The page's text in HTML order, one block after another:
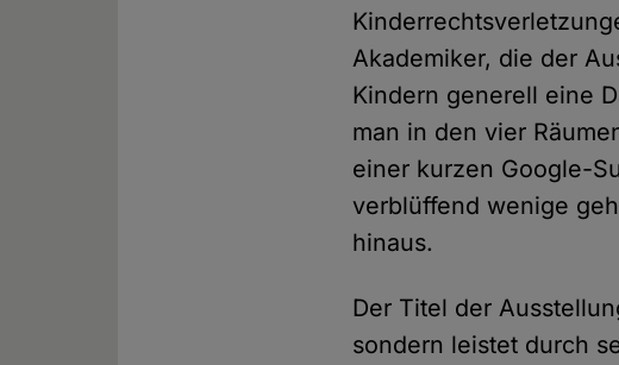
Akademiker, die der
Kindern generell eine
man in den vier
einer kurzen Google-
verblüffend wenige
hinaus.
Der Titel der
sondern leistet durch